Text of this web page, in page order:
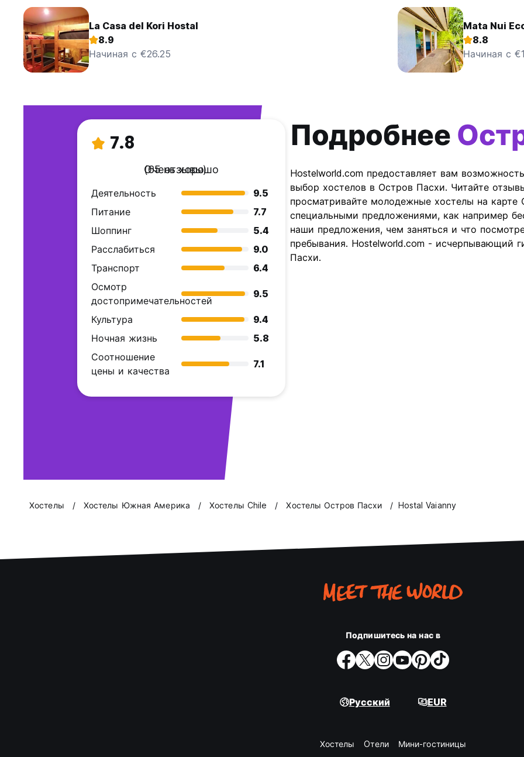
La Casa del Kori Hostal
8.9
Начиная с €26.25
Mata Nui
8.8
Начиная с
7.8
Очень хорошо
(65 отзывы)
Деятельность
9.5
Питание
7.7
Шоппинг
5.4
Расслабиться
9.0
Транспорт
6.4
Осмотр
достопримечательностей
9.5
Культура
9.4
Ночная жизнь
5.8
Соотношение
цены и качества
7.1
Подробнее
Hostelworld.com предоставляет вам
выбор хостелов в Остров Пасхи. Читайте
просматривайте молодежные хостелы на карте
специальными предложениями, как например
наши предложения, чем заняться и что
пребывания. Hostelworld.com - исчерпывающий
Пасхи.
Хостелы Хостелы Южная Америка Хостелы Chile Хостелы Остров Пасхи Hostal Vaianny
Подпишитесь на нас в
Русский EUR
Хостелы Oтели Мини-гостиницы